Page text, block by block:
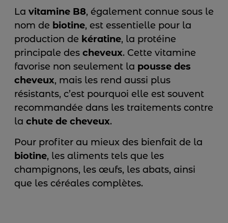
La vitamine B8, également connue sous le
nom de biotine, est essentielle pour la
production de kératine, la protéine
principale des cheveux. Cette vitamine
favorise non seulement la pousse des
cheveux, mais les rend aussi plus
résistants, c’est pourquoi elle est souvent
recommandée dans les traitements contre
la chute de cheveux.
Pour profiter au mieux des bienfait de la
biotine, les aliments tels que les
champignons, les œufs, les abats, ainsi
que les céréales complètes.